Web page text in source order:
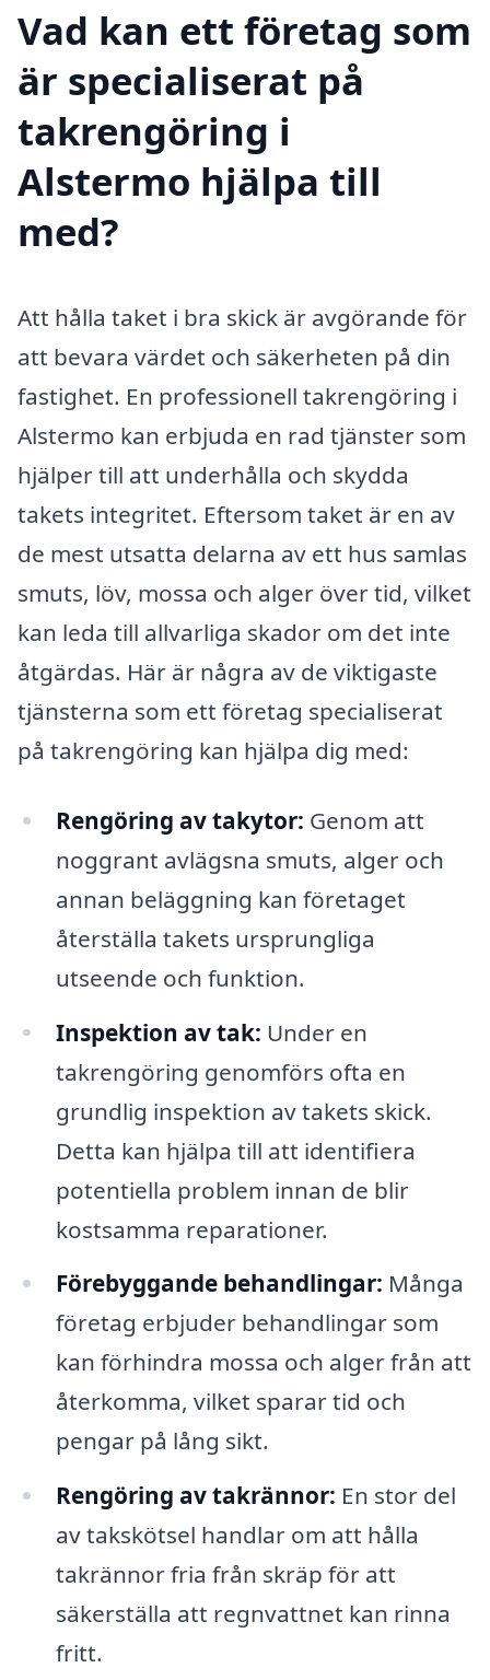
Vad kan ett företag som
är specialiserat på
takrengöring i
Alstermo hjälpa till
med?
Att hålla taket i bra skick är avgörande för
att bevara värdet och säkerheten på din
fastighet. En professionell takrengöring i
Alstermo kan erbjuda en rad tjänster som
hjälper till att underhålla och skydda
takets integritet. Eftersom taket är en av
de mest utsatta delarna av ett hus samlas
smuts, löv, mossa och alger över tid, vilket
kan leda till allvarliga skador om det inte
åtgärdas. Här är några av de viktigaste
tjänsterna som ett företag specialiserat
på takrengöring kan hjälpa dig med:
Rengöring av takytor: Genom att
noggrant avlägsna smuts, alger och
annan beläggning kan företaget
återställa takets ursprungliga
utseende och funktion.
Inspektion av tak: Under en
takrengöring genomförs ofta en
grundlig inspektion av takets skick.
Detta kan hjälpa till att identifiera
potentiella problem innan de blir
kostsamma reparationer.
Förebyggande behandlingar: Många
företag erbjuder behandlingar som
kan förhindra mossa och alger från att
återkomma, vilket sparar tid och
pengar på lång sikt.
Rengöring av takrännor: En stor del
av takskötsel handlar om att hålla
takrännor fria från skräp för att
säkerställa att regnvattnet kan rinna
fritt.